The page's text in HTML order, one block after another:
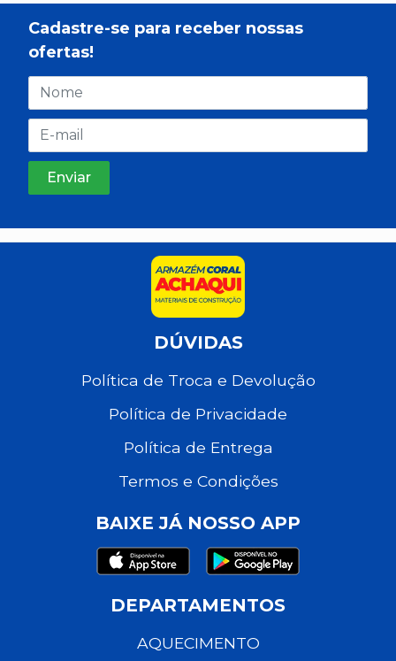
Cadastre-se para receber nossas
ofertas!
DÚVIDAS
Política de Troca e Devolução
Política de Privacidade
Política de Entrega
Termos e Condições
BAIXE JÁ NOSSO APP
DEPARTAMENTOS
AQUECIMENTO